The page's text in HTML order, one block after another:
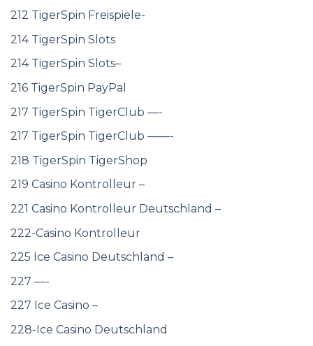
212 TigerSpin Freispiele-
214 TigerSpin Slots
214 TigerSpin Slots–
216 TigerSpin PayPal
217 TigerSpin TigerClub —-
217 TigerSpin TigerClub ——-
218 TigerSpin TigerShop
219 Casino Kontrolleur –
221 Casino Kontrolleur Deutschland –
222-Casino Kontrolleur
225 Ice Casino Deutschland –
227 —-
227 Ice Casino –
228-Ice Casino Deutschland